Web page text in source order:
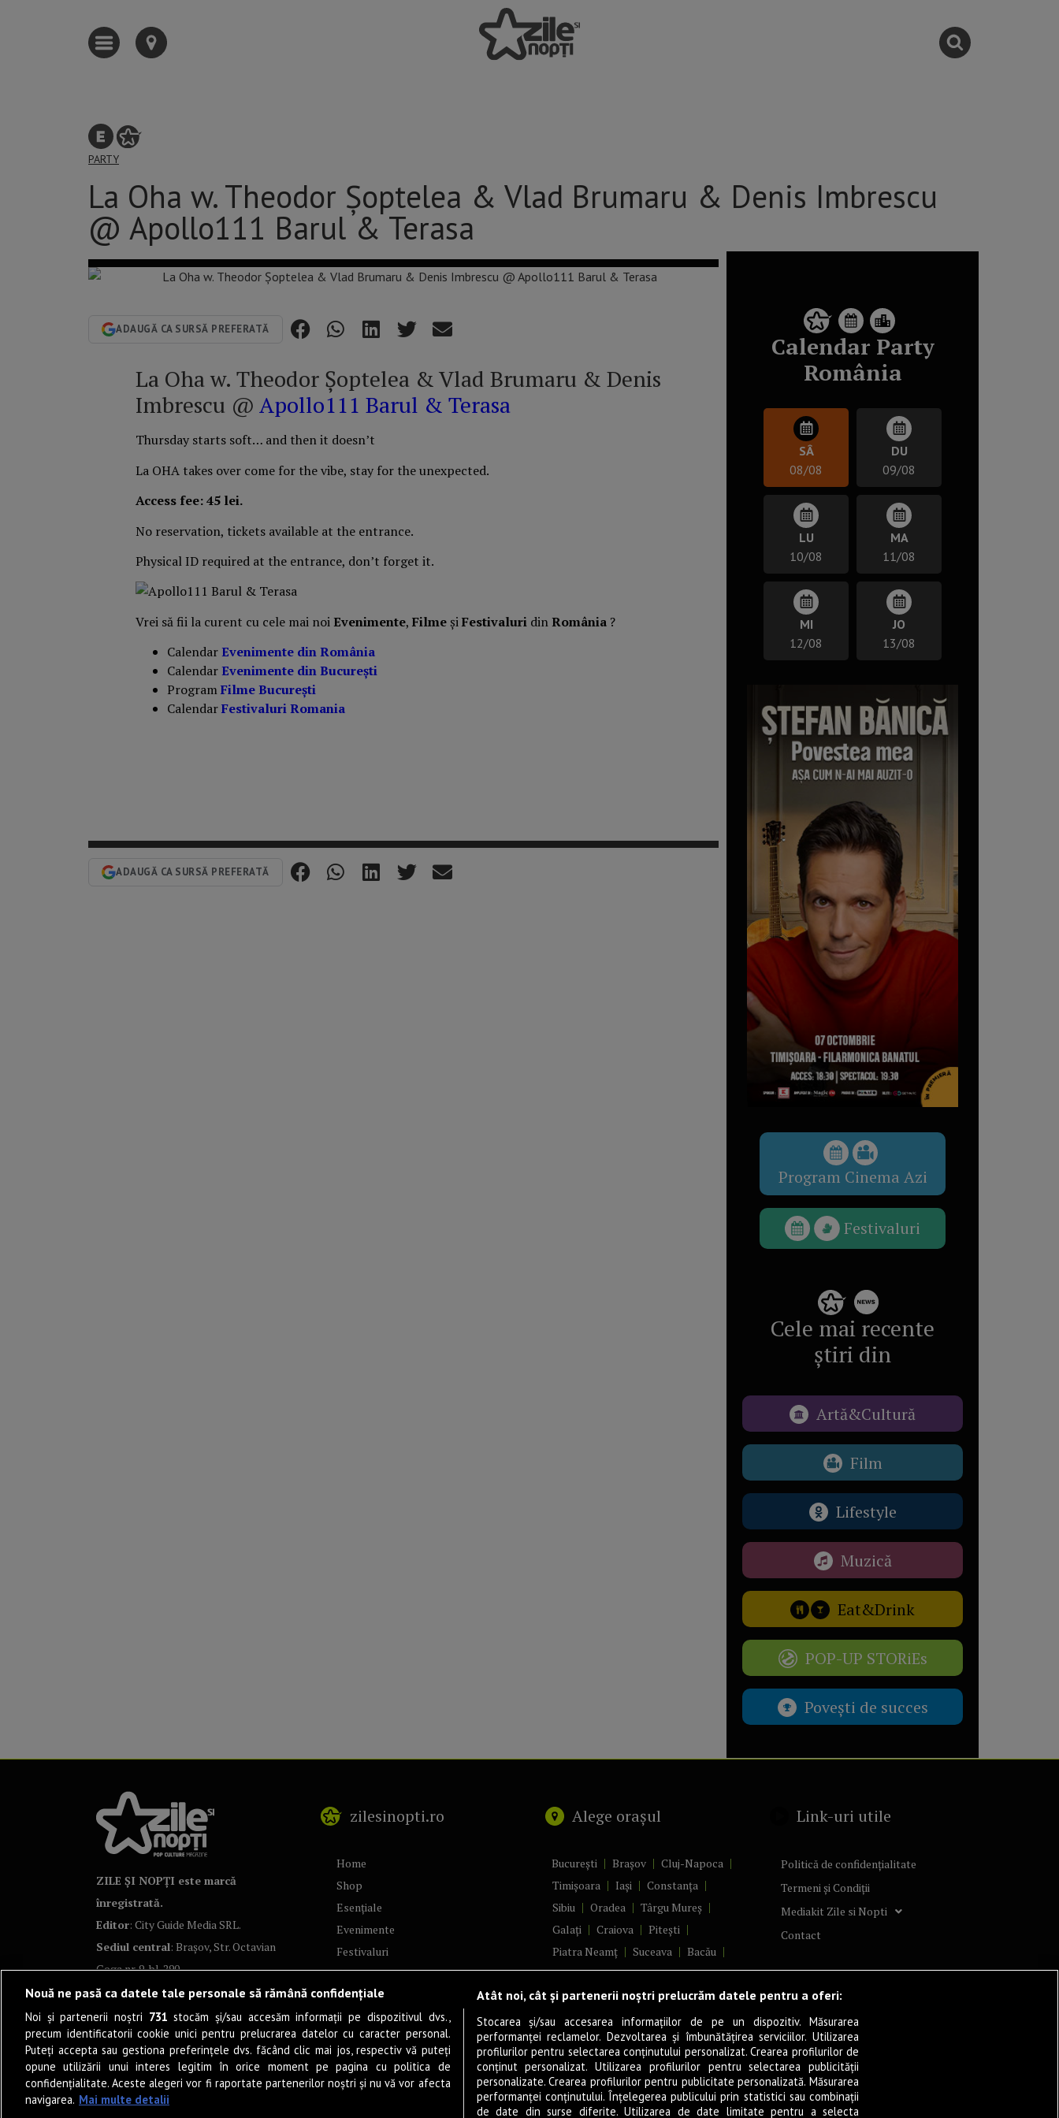
PARTY
La Oha w. Theodor Șoptelea & Vlad Brumaru & Denis Imbrescu
@ Apollo111 Barul & Terasa
ADAUGĂ CA SURSĂ PREFERATĂ
La Oha w. Theodor Șoptelea & Vlad Brumaru & Denis
Imbrescu @ Apollo111 Barul & Terasa
Thursday starts soft… and then it doesn’t
La OHA takes over come for the vibe, stay for the unexpected.
Access fee: 45 lei.
No reservation, tickets available at the entrance.
Physical ID required at the entrance, don’t forget it.
Vrei să fii la curent cu cele mai noiEvenimente, Filme șiFestivaluri dinRomânia ?
CalendarEvenimente din România
CalendarEvenimente din București
ProgramFilme București
CalendarFestivaluri Romania
ADAUGĂ CA SURSĂ PREFERATĂ
Calendar Party
România
SÂ
08/08
DU
09/08
LU
10/08
MA
11/08
MI
12/08
JO
13/08
Program Cinema Azi
Festivaluri
Cele mai recente
știri din
Artă&Cultură
Film
Lifestyle
Muzică
Eat&Drink
POP-UP STORiEs
Povești de succes
ZILE ȘI NOPȚI este marcă
înregistrată.
Editor: City Guide Media SRL.
Sediul central: Brașov, Str. Octavian
Goga nr. 9, bl. 290
zilesinopti.ro
Home
Shop
Esențiale
Evenimente
Festivaluri
Concerte
Artă & Cultură
Teatru
Film
Program filme
Lifestyle
Alege orașul
București Brașov
Cluj-Napoca
Timișoara
Iași
Constanța
Sibiu
Oradea
Târgu Mureș
Galați
Craiova
Pitești
Piatra Neamț
Suceava
Bacău
Brăila
Ploiești
Râmnicu Vâlcea
Alba Iulia
Arad
Bistrița
Baia Mare
Satu Mare
Sfântu Gheorghe
Deva
Focșani
Tulcea
Târgu Jiu
Alexandria
Botoșani
Buzău Vaslui
Reșița
Târgoviște
Link-uri utile
Politică de confidențialitate
Termeni și Condiții
Mediakit Zile si Nopti
Contact
Nouă ne pasă ca datele tale personale să rămână confidențiale
Noi și partenerii noștri 731 stocăm și/sau accesăm informații pe dispozitivul dvs.,
precum identificatorii cookie unici pentru prelucrarea datelor cu caracter personal.
Puteți accepta sau gestiona preferințele dvs. făcând clic mai jos, respectiv vă puteți
opune utilizării unui interes legitim în orice moment pe pagina cu politica de
confidențialitate. Aceste alegeri vor fi raportate partenerilor noștri și nu vă vor afecta
navigarea. Mai multe detalii
Atât noi, cât și partenerii noștri prelucrăm datele pentru a oferi:
Stocarea și/sau accesarea informațiilor de pe un dispozitiv. Măsurarea
performanței reclamelor. Dezvoltarea și îmbunătățirea serviciilor. Utilizarea
profilurilor pentru selectarea conținutului personalizat. Crearea profilurilor de
conținut personalizat. Utilizarea profilurilor pentru selectarea publicității
personalizate. Crearea profilurilor pentru publicitate personalizată. Măsurarea
performanței conținutului. Înțelegerea publicului prin statistici sau combinații
de date din surse diferite. Utilizarea de date limitate pentru a selecta